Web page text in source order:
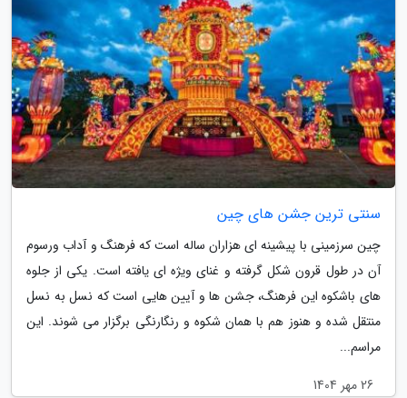
سنتی ترین جشن های چین
چین سرزمینی با پیشینه ای هزاران ساله است که فرهنگ و آداب ورسوم
آن در طول قرون شکل گرفته و غنای ویژه ای یافته است. یکی از جلوه
های باشکوه این فرهنگ، جشن ها و آیین هایی است که نسل به نسل
منتقل شده و هنوز هم با همان شکوه و رنگارنگی برگزار می شوند. این
مراسم...
26 مهر 1404